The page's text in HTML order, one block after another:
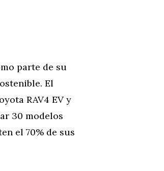
parte de su
El
RAV4 EV y
30 modelos
el 70% de sus